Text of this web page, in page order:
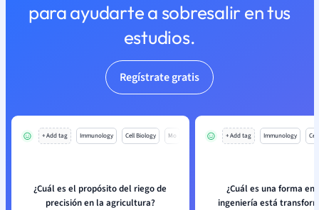
para ayudarte a sobresalir en tus
estudios.
Regístrate gratis
+ Add tag Immunology Cell Biology Mo
¿Cuál es el propósito del riego de
precisión en la agricultura?
+ Add tag Immunology
¿Cuál es una forma en
ingeniería está